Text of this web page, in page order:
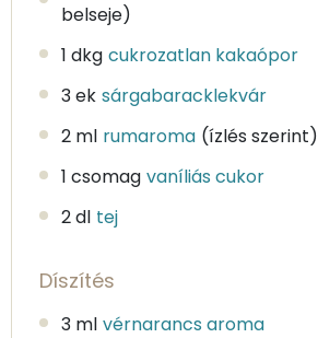
belseje)
1 dkg cukrozatlan kakaópor
3 ek sárgabaracklekvár
2 ml rumaroma (ízlés szerint)
1 csomag vaníliás cukor
2 dl tej
Díszítés
3 ml vérnarancs aroma